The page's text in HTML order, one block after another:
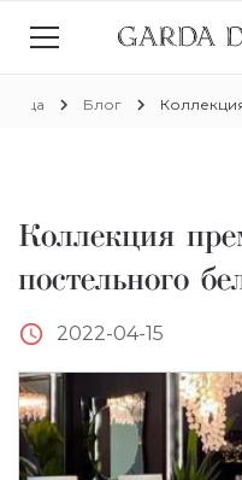
chevron_right Блог chevron_right
Коллекция
постельного
access_time 2022-04-15